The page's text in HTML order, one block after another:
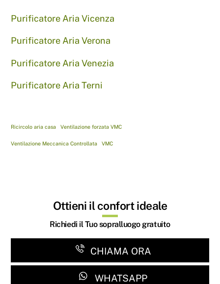
Purificatore Aria Vicenza
Purificatore Aria Verona
Purificatore Aria Venezia
Purificatore Aria Terni
Ricircolo aria casa Ventilazione forzata VMC
Ventilazione Meccanica Controllata VMC
Ottieni il confort ideale
Richiedi il Tuo sopralluogo gratuito
CHIAMA ORA
WHATSAPP